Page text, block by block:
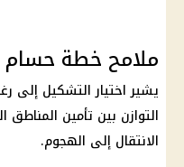
ملامح خطة
يشير اختيار التشكيل إلى
التوازن بين تأمين
الانتقال إلى الهجوم.